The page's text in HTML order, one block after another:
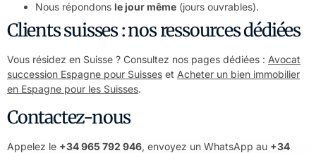
Nous répondons le jour même (jours ouvrables).
Clients suisses : nos ressources dédiées
Vous résidez en Suisse ? Consultez nos pages dédiées : Avocat
succession Espagne pour Suisses et Acheter un bien immobilier
en Espagne pour les Suisses.
Contactez-nous
Appelez le +34 965 792 946, envoyez un WhatsApp au +34